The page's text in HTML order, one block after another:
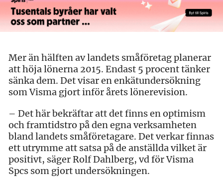
Mer än hälften av landets småföretag planerar
att höja lönerna 2015. Endast 5 procent tänker
sänka dem. Det visar en enkätundersökning
som Visma gjort inför årets lönerevision.
– Det här bekräftar att det finns en optimism
och framtidstro på den egna verksamheten
bland landets småföretagare. Det verkar finnas
ett utrymme att satsa på de anställda vilket är
positivt, säger Rolf Dahlberg, vd för Visma
Spcs som gjort undersökningen.